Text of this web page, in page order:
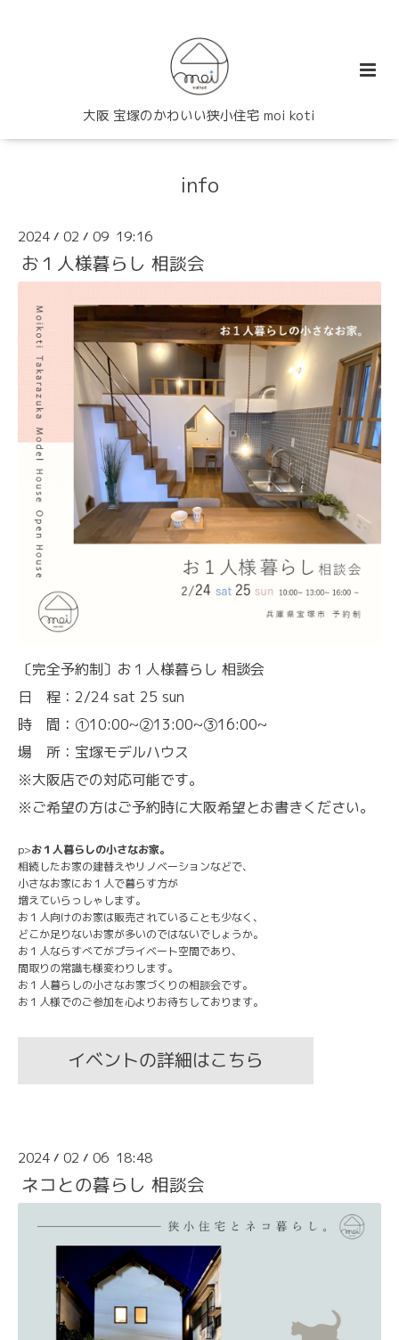
大阪 宝塚のかわいい狭小住宅 moi koti
info
2024 / 02 / 09 19:16
お１人様暮らし 相談会
〔完全予約制〕お１人様暮らし 相談会
日 程：2/24 sat 25 sun
時 間：①10:00~②13:00~③16:00~
場 所：宝塚モデルハウス
※大阪店での対応可能です。
※ご希望の方はご予約時に大阪希望とお書きください。
p>お１人暮らしの小さなお家。
相続したお家の建替えやリノベーションなどで、
小さなお家にお１人で暮らす方が
増えていらっしゃします。
お１人向けのお家は販売されていることも少なく、
どこか足りないお家が多いのではないでしょうか。
お１人ならすべてがプライベート空間であり、
間取りの常識も様変わりします。
お１人暮らしの小さなお家づくりの相談会です。
お１人様でのご参加を心よりお待ちしております。
イベントの詳細はこちら
2024 / 02 / 06 18:48
ネコとの暮らし 相談会